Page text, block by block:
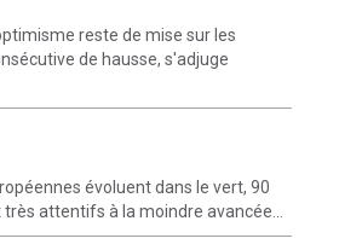
reste de mise sur les
de hausse, s'adjuge
évoluent dans le vert, 90
attentifs à la moindre avancée...